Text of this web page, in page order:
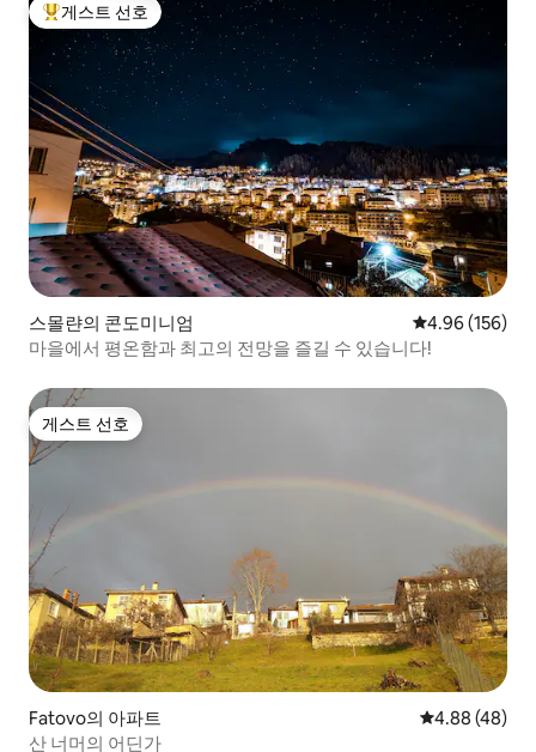
상위 게스트 선호
게스트 선호
스몰랸의 콘도미니엄 평점 4.96점(5
4.96 (156)
마을에서 평온함과 최고의 전망을 즐길 수 있습니다!
게스트 선호
게스트 선호
Fatovo의 아파트 평점 4.88점(5
4.88 (48)
산 너머의 어딘가